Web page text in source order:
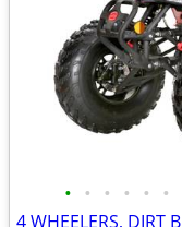
• • • • • •